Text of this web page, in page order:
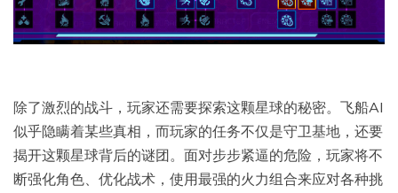
除了激烈的战斗，玩家还需要探索这颗星球的秘密。飞船AI
似乎隐瞒着某些真相，而玩家的任务不仅是守卫基地，还要
揭开这颗星球背后的谜团。面对步步紧逼的危险，玩家将不
断强化角色、优化战术，使用最强的火力组合来应对各种挑